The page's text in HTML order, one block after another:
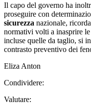
Il capo del governo ha
proseguire con
sicurezza nazionale,
normativi volti a inasprire
incluse quelle da taglio, si
contrasto preventivo dei
Eliza Anton
Condividere:
Valutare: